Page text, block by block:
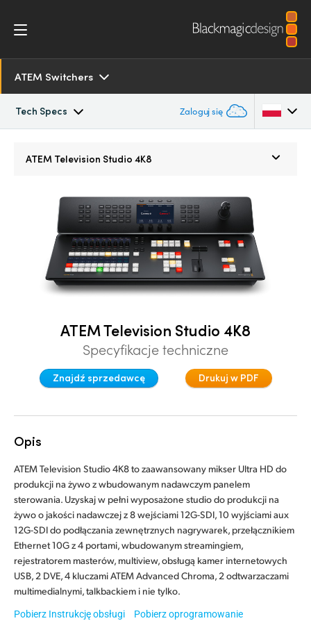
ATEM Switchers
Tech Specs Zaloguj się
Tech Specs
Austria
Brazil
Canada
Denmark
France
Germany
India
Italy
Japan
Mexico
ATEM Television Studio 4K8
ATEM Television Studio 4K8
Specyfikacje techniczne
Znajdź sprzedawcę Drukuj w PDF
Opis
ATEM Television Studio 4K8 to zaawansowany mikser Ultra HD do
produkcji na żywo z wbudowanym nadawczym panelem
sterowania. Uzyskaj w pełni wyposażone studio do produkcji na
żywo o jakości nadawczej z 8 wejściami 12G-SDI, 10 wyjściami aux
12G-SDI do podłączania zewnętrznych nagrywarek, przełącznikiem
Ethernet 10G z 4 portami, wbudowanym streamingiem,
rejestratorem masterów, multiview, obsługą kamer internetowych
USB, 2 DVE, 4 kluczami ATEM Advanced Chroma, 2 odtwarzaczami
multimedialnymi, talkbackiem i nie tylko.
Pobierz Instrukcję obsługi Pobierz oprogramowanie